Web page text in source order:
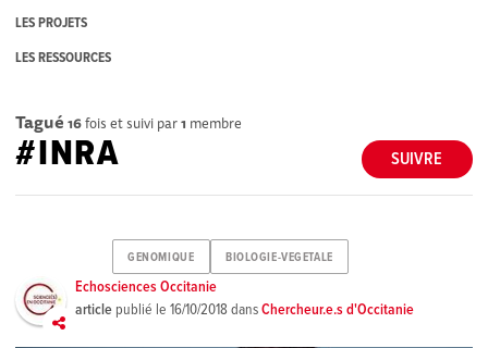
LES PROJETS
LES RESSOURCES
Tagué 16fois et suivi par1 membre
SUIVRE
#INRA
GENOMIQUE BIOLOGIE-VEGETALE
Echosciences Occitanie
article publié le16/10/2018 dansChercheur.e.s d'Occitanie